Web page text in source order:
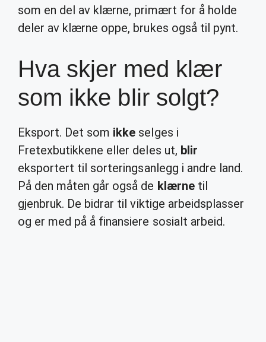
som en del av klærne, primært for å holde
deler av klærne oppe, brukes også til pynt.
Hva skjer med klær
som ikke blir solgt?
Eksport. Det som ikke selges i
Fretexbutikkene eller deles ut, blir
eksportert til sorteringsanlegg i andre land.
På den måten går også de klærnetil
gjenbruk. De bidrar til viktige arbeidsplasser
og er med på å finansiere sosialt arbeid.